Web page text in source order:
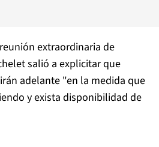
extraordinaria de
salió a explicitar que
adelante "en la medida que
y exista disponibilidad de